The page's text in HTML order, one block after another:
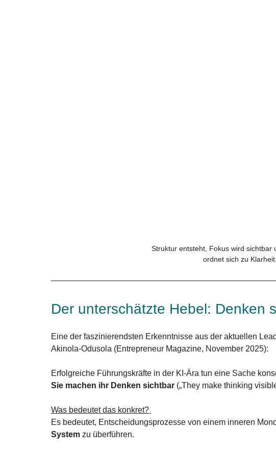
Struktur entsteht, Fokus wird sichtbar
ordnet sich zu Klarheit.
Der unterschätzte Hebel: Denken
Eine der faszinierendsten Erkenntnisse aus der aktuellen
Akinola-Odusola (Entrepreneur Magazine, November 2025):
Erfolgreiche Führungskräfte in der KI-Ära tun eine Sache
Sie machen ihr Denken sichtbar („They make thinking
Was bedeutet das konkret?
Es bedeutet, Entscheidungsprozesse von einem inneren
System zu überführen.